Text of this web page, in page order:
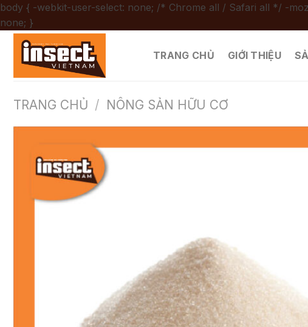
body { -webkit-user-select: none; /* Chrome all / Safari all */ -
none; }
đến
nội
dung
TRANG CHỦ GIỚI THIỆU
TRANG CHỦ / NÔNG SẢN HỮU CƠ